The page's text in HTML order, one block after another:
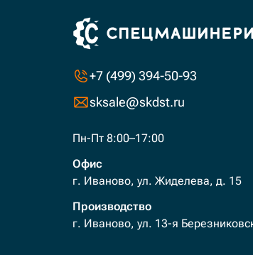
+7 (499) 394-50-93
sksale@skdst.ru
Пн-Пт 8:00–17:00
Офис
г. Иваново, ул. Жиделева, д. 15
Производство
г. Иваново, ул. 13-я